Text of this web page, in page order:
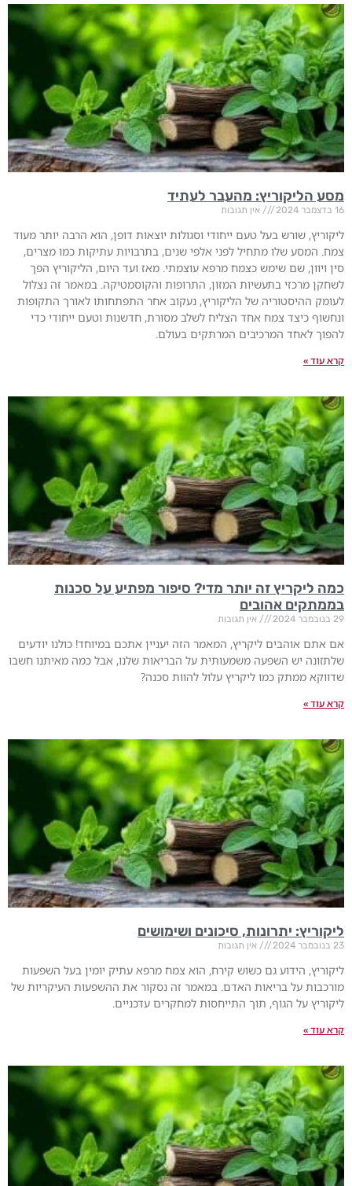
מסע הליקוריץ: מהעבר לעתיד
16 בדצמבר 2024 אין תגובות
ליקוריץ, שורש בעל טעם ייחודי וסגולות יוצאות דופן, הוא הרבה יותר מעוד
צמח. המסע שלו מתחיל לפני אלפי שנים, בתרבויות עתיקות כמו מצרים,
סין ויוון, שם שימש כצמח מרפא עוצמתי. מאז ועד היום, הליקוריץ הפך
לשחקן מרכזי בתעשיות המזון, התרופות והקוסמטיקה. במאמר זה נצלול
לעומק ההיסטוריה של הליקוריץ, נעקוב אחר התפתחותו לאורך התקופות
ונחשוף כיצד צמח אחד הצליח לשלב מסורת, חדשנות וטעם ייחודי כדי
להפוך לאחד המרכיבים המרתקים בעולם.
קרא עוד »
כמה ליקריץ זה יותר מדי? סיפור מפתיע על סכנות
בממתקים אהובים
29 בנובמבר 2024 אין תגובות
אם אתם אוהבים ליקריץ, המאמר הזה יעניין אתכם במיוחד! כולנו יודעים
שלתזונה יש השפעה משמעותית על הבריאות שלנו, אבל כמה מאיתנו חשבו
שדווקא ממתק כמו ליקריץ עלול להוות סכנה?
קרא עוד »
ליקוריץ: יתרונות, סיכונים ושימושים
23 בנובמבר 2024 אין תגובות
ליקוריץ, הידוע גם כשוש קירח, הוא צמח מרפא עתיק יומין בעל השפעות
מורכבות על בריאות האדם. במאמר זה נסקור את ההשפעות העיקריות של
ליקוריץ על הגוף, תוך התייחסות למחקרים עדכניים.
קרא עוד »